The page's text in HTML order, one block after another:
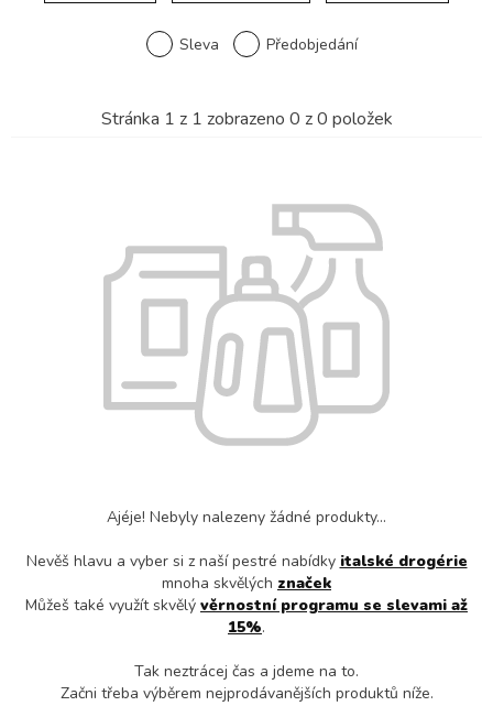
Sleva Předobjedání
Stránka 1 z 1 zobrazeno 0 z0 položek
Ajéje! Nebyly nalezeny žádné produkty...
Nevěš hlavu a vyber si z naší pestré nabídky italské drogérie
mnoha skvělých značek
Můžeš také využít skvělý věrnostní programu se slevami až
15%.
Tak neztrácej čas a jdeme na to.
Začni třeba výběrem nejprodávanějších produktů níže.